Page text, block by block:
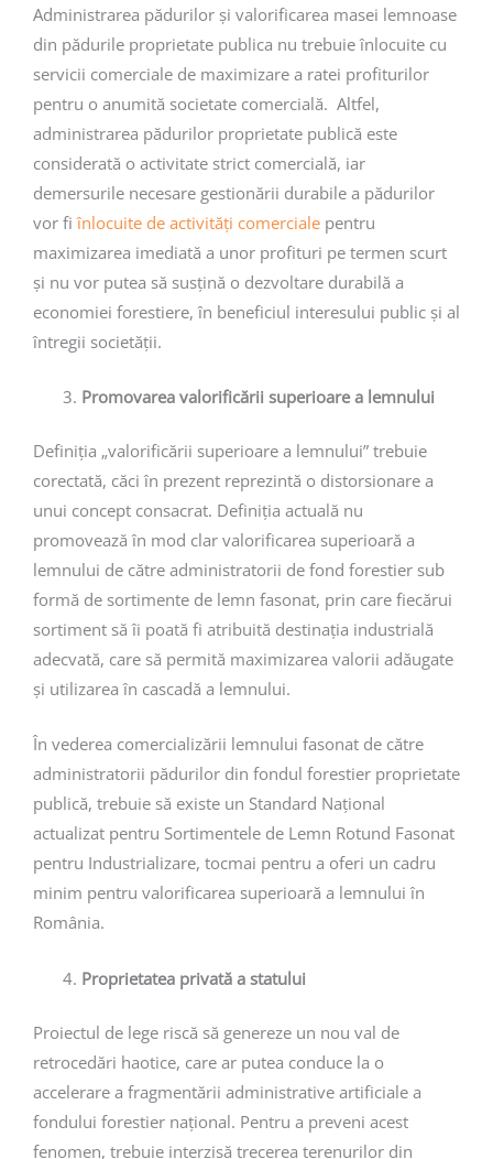
Administrarea pădurilor și valorificarea masei lemnoase
din pădurile proprietate publica nu trebuie înlocuite cu
servicii comerciale de maximizare a ratei profiturilor
pentru o anumită societate comercială. Altfel,
administrarea pădurilor proprietate publică este
considerată o activitate strict comercială, iar
demersurile necesare gestionării durabile a pădurilor
vor fiînlocuite de activități comerciale pentru
maximizarea imediată a unor profituri pe termen scurt
și nu vor putea să susțină o dezvoltare durabilă a
economiei forestiere, în beneficiul interesului public și al
întregii societății.
Promovarea valorificării superioare a lemnului
Definiția „valorificării superioare a lemnului” trebuie
corectată, căci în prezent reprezintă o distorsionare a
unui concept consacrat. Definiția actuală nu
promovează în mod clar valorificarea superioară a
lemnului de către administratorii de fond forestier sub
formă de sortimente de lemn fasonat, prin care fiecărui
sortiment să îi poată fi atribuită destinația industrială
adecvată, care să permită maximizarea valorii adăugate
și utilizarea în cascadă a lemnului.
În vederea comercializării lemnului fasonat de către
administratorii pădurilor din fondul forestier proprietate
publică, trebuie să existe un Standard Național
actualizat pentru Sortimentele de Lemn Rotund Fasonat
pentru Industrializare, tocmai pentru a oferi un cadru
minim pentru valorificarea superioară a lemnului în
România.
Proprietatea privată a statului
Proiectul de lege riscă să genereze un nou val de
retrocedări haotice, care ar putea conduce la o
accelerare a fragmentării administrative artificiale a
fondului forestier național. Pentru a preveni acest
fenomen, trebuie interzisă trecerea terenurilor din